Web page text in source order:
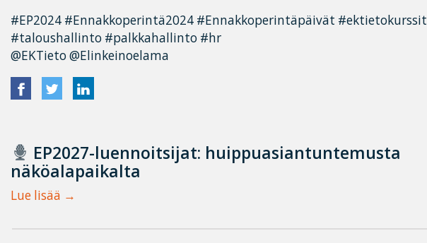
#EP2024 #Ennakkoperintä2024 #Ennakkoperintäpäivät #ektietokurssit
#taloushallinto #palkkahallinto #hr
@EKTieto @Elinkeinoelama
EP2027-luennoitsijat: huippuasiantuntemusta
näköalapaikalta
Lue lisää